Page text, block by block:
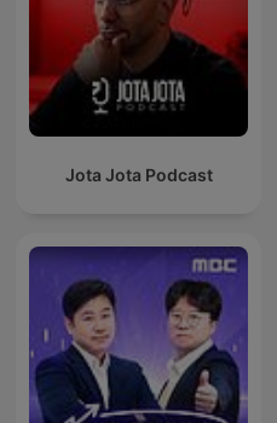
Jota Jota Podcast